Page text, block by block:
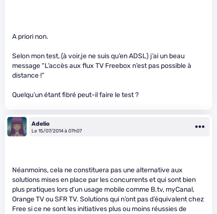
A priori non.
Selon mon test, (à voir,je ne suis qu’en ADSL) j’ai un beau
message “L’accès aux flux TV Freebox n’est pas possible à
distance !”
Quelqu’un étant fibré peut-il faire le test ?
Adelio
Le 15/07/2014 à 07h07
Néanmoins, cela ne constituera pas une alternative aux
solutions mises en place par les concurrents et qui sont bien
plus pratiques lors d’un usage mobile comme B.tv, myCanal,
Orange TV ou SFR TV. Solutions qui n’ont pas d’équivalent chez
Free si ce ne sont les initiatives plus ou moins réussies de